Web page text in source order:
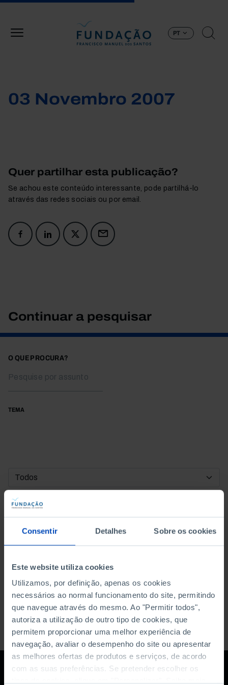
Consentir Detalhes Sobre os cookies
Este website utiliza cookies
Utilizamos, por definição, apenas os cookies
necessários ao normal funcionamento do site, permitindo
que navegue através do mesmo. Ao "Permitir todos",
autoriza a utilização de outro tipo de cookies, que
permitem proporcionar uma melhor experiência de
navegação, avaliar o desempenho do site ou apresentar
as melhores ofertas de produtos e serviços, de acordo
com as suas preferências. Se pretender escolher os
PT
03 Novembro 2007
Quer partilhar esta publicação?
Se achou este conteúdo interessante, pode partilhá-lo
através das redes sociais ou por email.
Continuar a pesquisar
O QUE PROCURA?
TEMA
DATA DE INÍCIO
DATA DE FIM